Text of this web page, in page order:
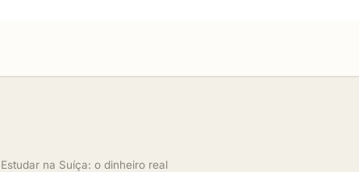
na Suíça: o dinheiro real